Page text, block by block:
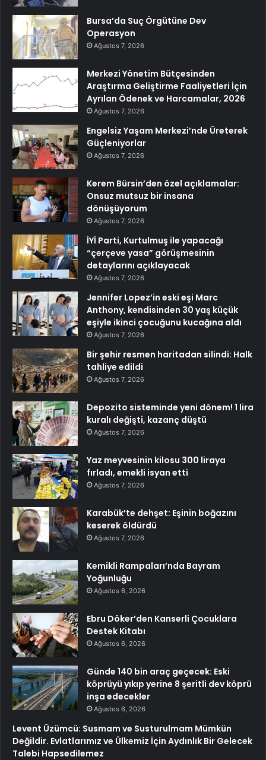
Bursa’da Suç Örgütüne Dev
Operasyon
Ağustos 7, 2026
Merkezi Yönetim Bütçesinden
Araştırma Geliştirme Faaliyetleri İçin
Ayrılan Ödenek ve Harcamalar, 2026
Ağustos 7, 2026
Engelsiz Yaşam Merkezi’nde Üreterek
Güçleniyorlar
Ağustos 7, 2026
Kerem Bürsin’den özel açıklamalar:
Onsuz mutsuz bir insana
dönüşüyorum
Ağustos 7, 2026
İYİ Parti, Kurtulmuş ile yapacağı
“çerçeve yasa” görüşmesinin
detaylarını açıklayacak
Ağustos 7, 2026
Jennifer Lopez’in eski eşi Marc
Anthony, kendisinden 30 yaş küçük
eşiyle ikinci çocuğunu kucağına aldı
Ağustos 7, 2026
Bir şehir resmen haritadan silindi: Halk
tahliye edildi
Ağustos 7, 2026
Depozito sisteminde yeni dönem! 1 lira
kuralı değişti, kazanç düştü
Ağustos 7, 2026
Yaz meyvesinin kilosu 300 liraya
fırladı, emekli isyan etti
Ağustos 7, 2026
Karabük’te dehşet: Eşinin boğazını
keserek öldürdü
Ağustos 7, 2026
Kemikli Rampaları’nda Bayram
Yoğunluğu
Ağustos 6, 2026
Ebru Döker’den Kanserli Çocuklara
Destek Kitabı
Ağustos 6, 2026
Günde 140 bin araç geçecek: Eski
köprüyü yıkıp yerine 8 şeritli dev köprü
inşa edecekler
Ağustos 6, 2026
Levent Üzümcü: Susmam ve Susturulmam Mümkün
Değildir. Evlatlarımız ve Ülkemiz İçin Aydınlık Bir Gelecek
Talebi Hapsedilemez